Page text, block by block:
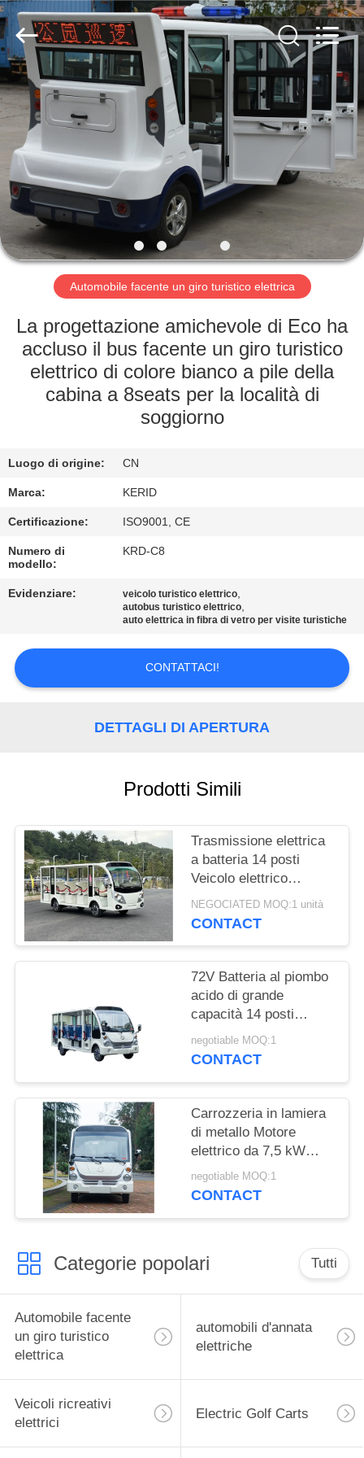
CASA.
PRODOTTI
VIDEO
SU
DI
VISITA
ALLA
FABBRICA
DELLA
QUALITÀ
CONTATTACI
NOTIZIE
CHIEDI
UN
POLITICA
SULLA
PRIVACY
Vehicle
Co,Ltd.
All
Rights
Reserved.
Developed
by
ECER
Automobile facente un giro turistico elettrica
La progettazione amichevole di Eco ha
accluso il bus facente un giro turistico
elettrico di colore bianco a pile della
cabina a 8seats per la località di
soggiorno
Luogo di origine: CN
Marca: KERID
Certificazione: ISO9001, CE
Numero di
modello:
KRD-C8
Evidenziare: veicolo turistico elettrico,
autobus turistico elettrico,
auto elettrica in fibra di vetro per visite turistiche
CONTATTACI!
DETTAGLI DI APERTURA
Prodotti Simili
Trasmissione elettrica
a batteria 14 posti
Veicolo elettrico
Autobus turistico Carro
elettrico Per adulti e
NEGOCIATED MOQ:1 unità
CONTACT
72V Batteria al piombo
acido di grande
capacità 14 posti
Autobus turistico
elettrico Auto turistica
negotiable MOQ:1
CONTACT
Carrozzeria in lamiera
di metallo Motore
elettrico da 7,5 kW
Automobile turistica da
14 posti Porta chiusa
negotiable MOQ:1
CONTACT
Categorie popolari Tutti
Automobile facente
un giro turistico
elettrica
automobili d'annata
elettriche
Veicoli ricreativi
elettrici
Electric Golf Carts